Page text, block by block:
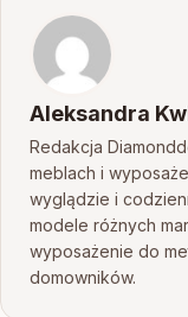
Aleksandra
Redakcja
meblach i
wyglądzie i
modele różnych
wyposażenie do
domowników.